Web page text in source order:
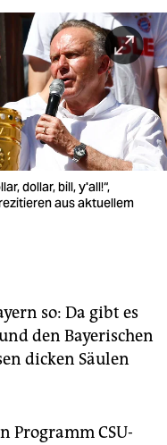
dollar, bill, y'all!“,
aus aktuellem
so: Da gibt es
den Bayerischen
dicken Säulen
Programm CSU-